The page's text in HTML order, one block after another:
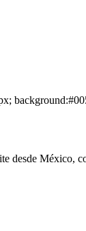
desde México,